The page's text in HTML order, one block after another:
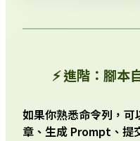
⚡ 進階：腳本
如果你熟悉命令列，
章、生成 Prompt、提